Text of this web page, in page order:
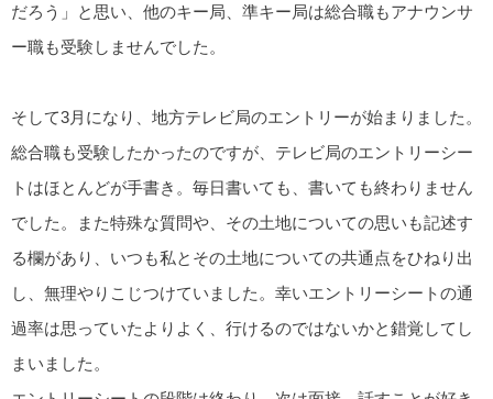
だろう」と思い、他のキー局、準キー局は総合職もアナウンサ
ー職も受験しませんでした。
そして3月になり、地方テレビ局のエントリーが始まりました。
総合職も受験したかったのですが、テレビ局のエントリーシー
トはほとんどが手書き。毎日書いても、書いても終わりません
でした。また特殊な質問や、その土地についての思いも記述す
る欄があり、いつも私とその土地についての共通点をひねり出
し、無理やりこじつけていました。幸いエントリーシートの通
過率は思っていたよりよく、行けるのではないかと錯覚してし
まいました。